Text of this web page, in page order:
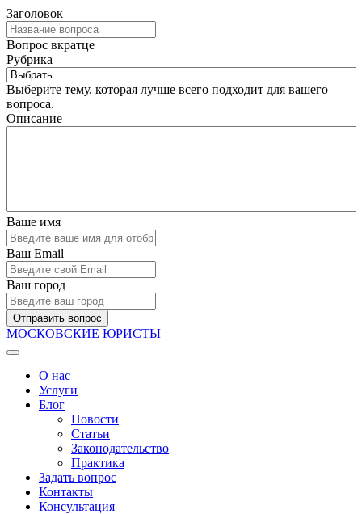
Заголовок
Вопрос вкратце
Рубрика
Выберите тему, которая лучше всего подходит для вашего
вопроса.
Описание
Ваше имя
Ваш Email
Ваш город
Отправить вопрос
МОСКОВСКИЕ ЮРИСТЫ
О нас
Услуги
Блог
Новости
Статьи
Законодательство
Практика
Задать вопрос
Контакты
Консультация